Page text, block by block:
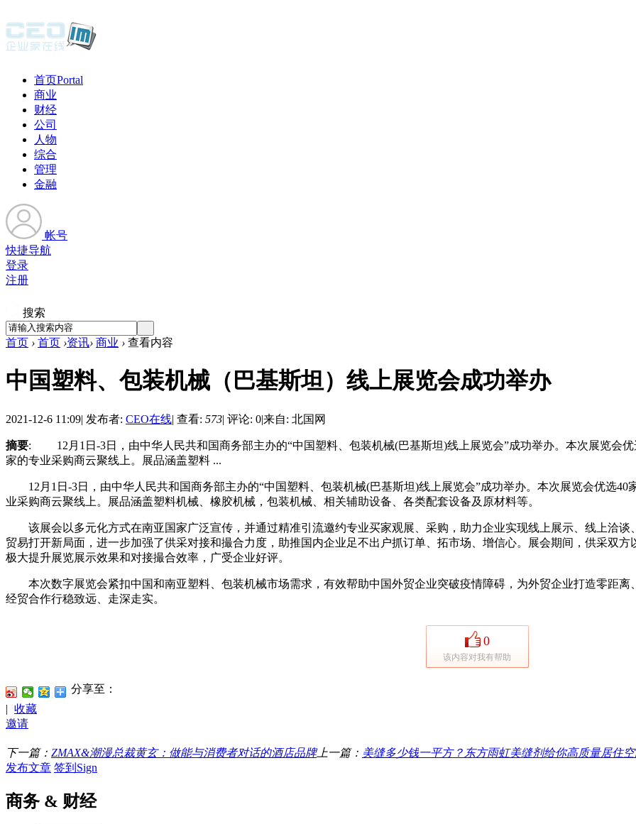
首页Portal
商业
财经
公司
人物
综合
管理
金融
帐号
快捷导航
登录
注册
搜索
首页 › 首页 ›资讯› 商业 › 查看内容
中国塑料、包装机械（巴基斯坦）线上展览会成功举办
2021-12-6 11:09| 发布者: CEO在线| 查看: 573| 评论: 0|来自: 北国网
摘要: 12月1日-3日，由中华人民共和国商务部主办的“中国塑料、包装机械(巴基斯坦)线上展览会”成功举办。本次展览会
家的专业采购商云聚线上。展品涵盖塑料 ...
12月1日-3日，由中华人民共和国商务部主办的“中国塑料、包装机械(巴基斯坦)线上展览会”成功举办。本次展览会优选40
业采购商云聚线上。展品涵盖塑料机械、橡胶机械，包装机械、相关辅助设备、各类配套设备及原材料等。
该展会以多元化方式在南亚国家广泛宣传，并通过精准引流邀约专业买家观展、采购，助力企业实现线上展示、线上洽谈
贸易打开新局面，进一步加强了供采对接和撮合力度，助推国内企业足不出户抓订单、拓市场、增信心。展会期间，供采双
极大提升展览展示效果和对接撮合效率，广受企业好评。
本次数字展览会紧扣中国和南亚塑料、包装机械市场需求，有效帮助中国外贸企业突破疫情障碍，为外贸企业打造零距离
经贸合作行稳致远、走深走实。
0
该内容对我有帮助
分享至：
| 收藏
邀请
下一篇： ZMAX&潮漫总裁黄玄：做能与消费者对话的酒店品牌上一篇： 美缝多少钱一平方？东方雨虹美缝剂给你高质量居住
发布文章 签到Sign
商务 & 财经